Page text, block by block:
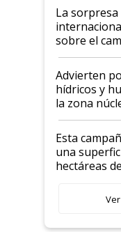
La
sobre el
"Estoy muy
Advierten
hídricos y
la zona
Esta
una
hectáreas
variedades
salto